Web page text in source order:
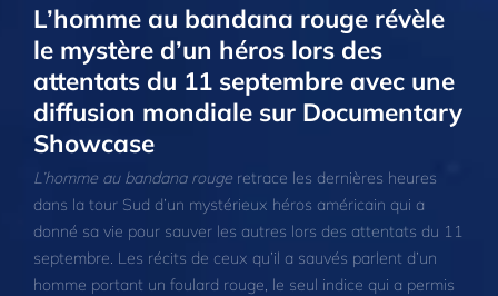
L’homme au bandana rouge révèle
le mystère d’un héros lors des
attentats du 11 septembre avec une
diffusion mondiale sur Documentary
Showcase
L’homme au bandana rouge retrace les dernières heures
dans la tour Sud d’un mystérieux héros américain qui a
donné sa vie pour sauver les autres lors des attentats du 11
septembre. Les récits de ceux qu’il a sauvés parlent d’un
homme portant un foulard rouge, le seul indice qui a permis